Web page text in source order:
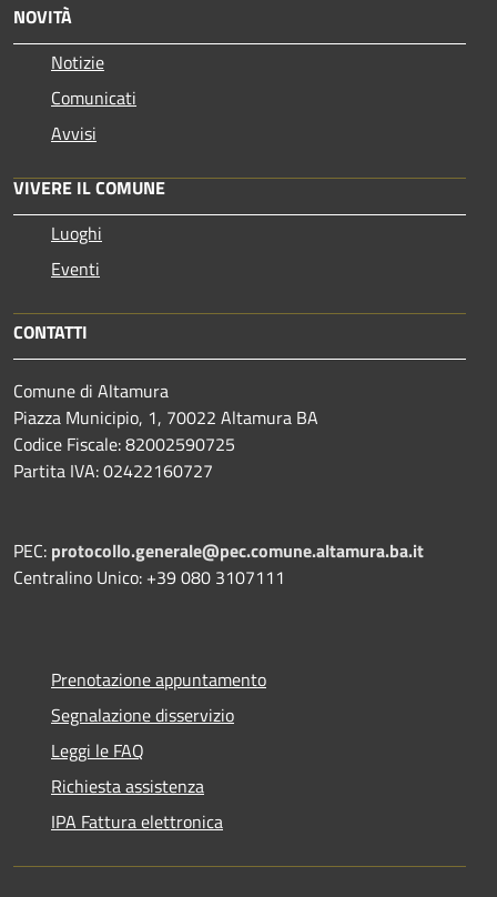
NOVITÀ
Notizie
Comunicati
Avvisi
VIVERE IL COMUNE
Luoghi
Eventi
CONTATTI
Comune di Altamura
Piazza Municipio, 1, 70022 Altamura BA
Codice Fiscale: 82002590725
Partita IVA: 02422160727
PEC: protocollo.generale@pec.comune.altamura.ba.it
Centralino Unico: +39 080 3107111
Prenotazione appuntamento
Segnalazione disservizio
Leggi le FAQ
Richiesta assistenza
IPA Fattura elettronica